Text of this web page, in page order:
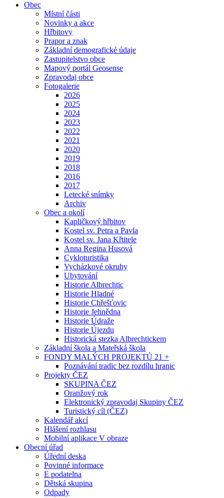
Obec
Místní části
Novinky a akce
Hřbitovy
Prapor a znak
Základní demografické údaje
Zastupitelstvo obce
Mapový portál Geosense
Zpravodaj obce
Fotogalerie
2026
2025
2024
2023
2022
2021
2020
2019
2018
2016
2017
Letecké snímky
Archiv
Obec a okolí
Kapličkový hřbitov
Kostel sv. Petra a Pavla
Kostel sv. Jana Křtitele
Anna Regina Husová
Cykloturistika
Vycházkové okruhy
Ubytování
Historie Albrechtic
Historie Hladné
Historie Chřešťovic
Historie Jehnědna
Historie Údraže
Historie Újezdu
Historická stezka Albrechtickem
Základní škola a Mateřská škola
FONDY MALÝCH PROJEKTŮ 21 +
Poznávání tradic bez rozdílu hranic
Projekty ČEZ
SKUPINA ČEZ
Oranžový rok
Elektronický zpravodaj Skupiny ČEZ
Turistický cíl (ČEZ)
Kalendář akcí
Hlášení rozhlasu
Mobilní aplikace V obraze
Obecní úřad
Úřední deska
Povinné informace
E podatelna
Dětská skupina
Odpady